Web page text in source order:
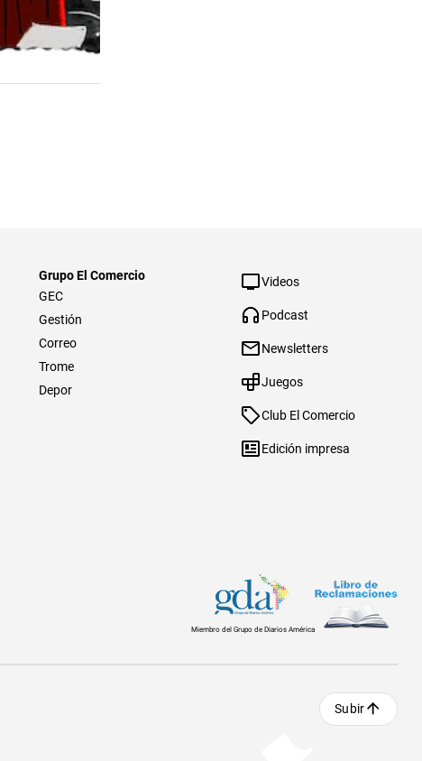
Grupo El Comercio
GEC
Gestión
Correo
Trome
Depor
Videos
Podcast
Newsletters
Juegos
Club El Comercio
Edición impresa
Miembro del Grupo de Diarios América
Subir